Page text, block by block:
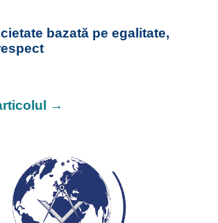
bazată pe egalitate,
→